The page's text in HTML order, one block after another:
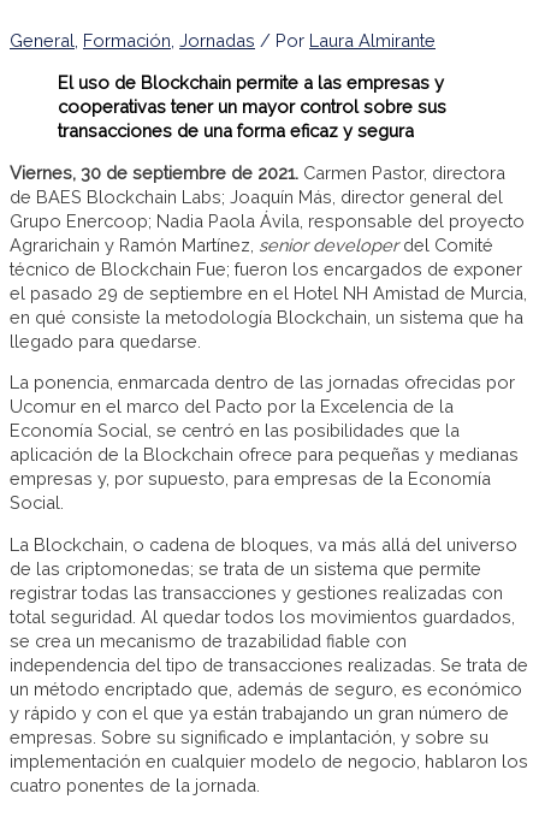
General Formación Jornadas / Por Laura Almirante
El uso de Blockchain permite a las empresas y
cooperativas tener un mayor control sobre sus
transacciones de una forma eficaz y segura
Viernes, 30 de septiembre de 2021. Carmen Pastor, directora
de BAES Blockchain Labs; Joaquín Más, director general del
Grupo Enercoop; Nadia Paola Ávila, responsable del proyecto
Agrarichain y Ramón Martínez, senior developerdel Comité
técnico de Blockchain Fue; fueron los encargados de exponer
el pasado 29 de septiembre en el Hotel NH Amistad de Murcia,
en qué consiste la metodología Blockchain, un sistema que ha
llegado para quedarse.
La ponencia, enmarcada dentro de las jornadas ofrecidas por
Ucomur en el marco del Pacto por la Excelencia de la
Economía Social, se centró en las posibilidades que la
aplicación de la Blockchain ofrece para pequeñas y medianas
empresas y, por supuesto, para empresas de la Economía
Social.
La Blockchain, o cadena de bloques, va más allá del universo
de las criptomonedas; se trata de un sistema que permite
registrar todas las transacciones y gestiones realizadas con
total seguridad. Al quedar todos los movimientos guardados,
se crea un mecanismo de trazabilidad fiable con
independencia del tipo de transacciones realizadas. Se trata de
un método encriptado que, además de seguro, es económico
y rápido y con el que ya están trabajando un gran número de
empresas. Sobre su significado e implantación, y sobre su
implementación en cualquier modelo de negocio, hablaron los
cuatro ponentes de la jornada.